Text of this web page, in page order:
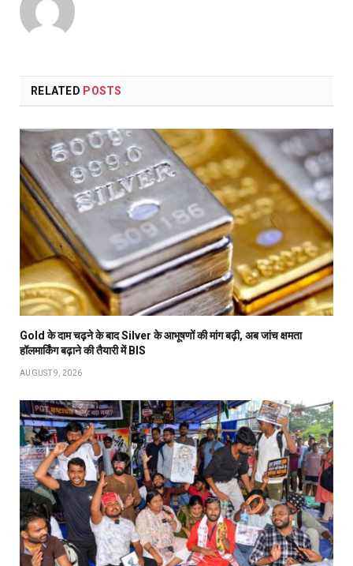
RELATED POSTS
Gold के दाम चढ़ने के बाद Silver के आभूषणों की मांग बढ़ी, अब जांच क्षमता
हॉलमार्किंग बढ़ाने की तैयारी में BIS
AUGUST 9, 2026